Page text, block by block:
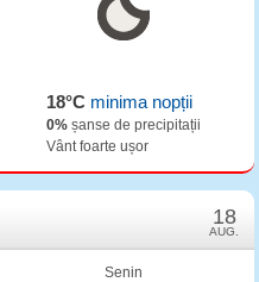
18°Cminima nopții
0%șanse de precipitații
Vânt foarte ușor
18
AUG.
Senin